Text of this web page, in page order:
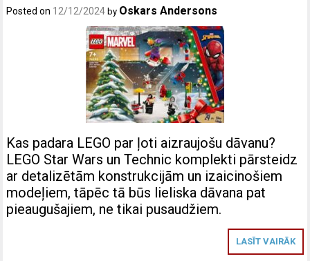
Posted on 12/12/2024 by Oskars Andersons
Kas padara LEGO par ļoti aizraujošu dāvanu?
LEGO Star Wars un Technic komplekti pārsteidz
ar detalizētām konstrukcijām un izaicinošiem
modeļiem, tāpēc tā būs lieliska dāvana pat
pieaugušajiem, ne tikai pusaudžiem.
LASĪT VAIRĀK